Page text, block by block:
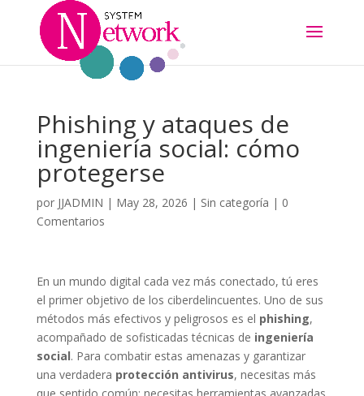
Phishing y ataques de
ingeniería social: cómo
protegerse
por JJADMIN | May 28, 2026 | Sin categoría | 0
Comentarios
En un mundo digital cada vez más conectado, tú eres
el primer objetivo de los ciberdelincuentes. Uno de sus
métodos más efectivos y peligrosos es el phishing,
acompañado de sofisticadas técnicas de ingeniería
social. Para combatir estas amenazas y garantizar
una verdadera protección antivirus, necesitas más